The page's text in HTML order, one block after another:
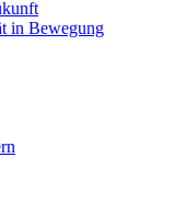
in Bewegung